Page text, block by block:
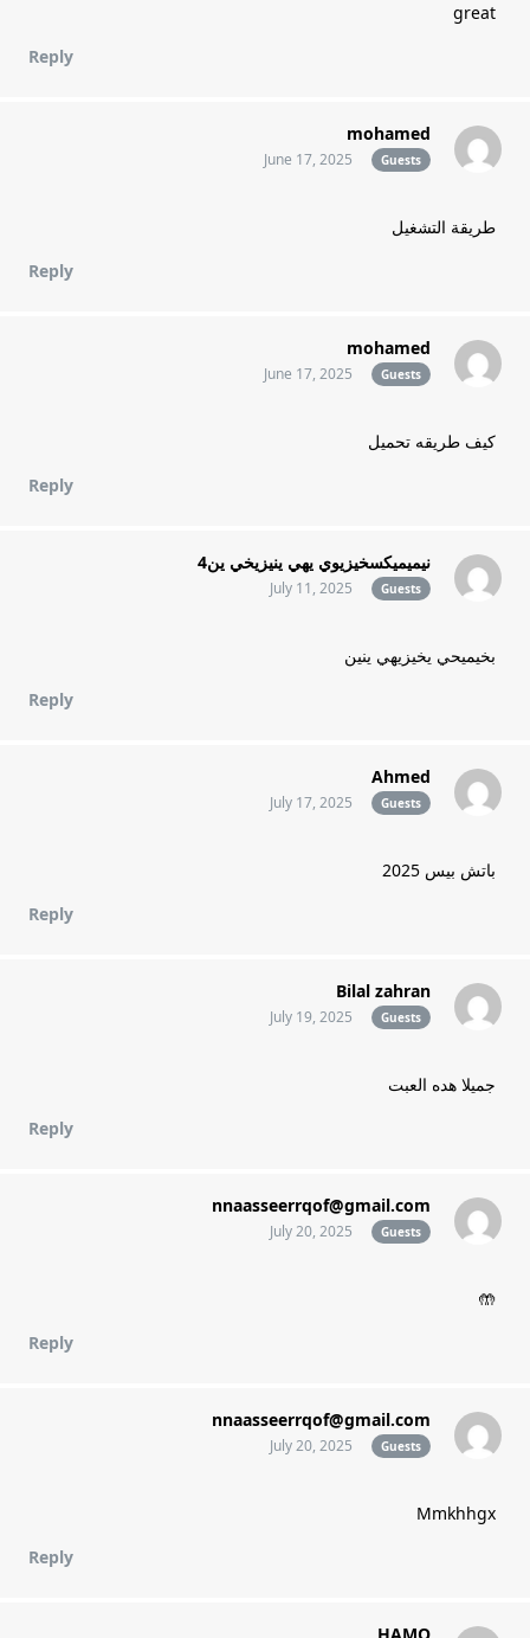
great
Reply
mohamed
Guests
June 17, 2025
طريقة التشغيل
Reply
mohamed
Guests
June 17, 2025
كيف طريقه تحميل
Reply
نيميميكسخيزيوي يهي ينيزيخي ين4
Guests
July 11, 2025
بخيميحي يخيزيهي ينين
Reply
Ahmed
Guests
July 17, 2025
باتش بيس 2025
Reply
Bilal zahran
Guests
July 19, 2025
جمیلا هده العبت
Reply
nnaasseerrqof@gmail.com
Guests
July 20, 2025
🤲
Reply
nnaasseerrqof@gmail.com
Guests
July 20, 2025
Mmkhhgx
Reply